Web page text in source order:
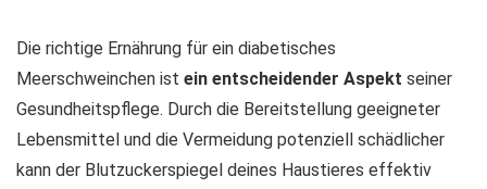
Die richtige Ernährung für ein diabetisches
Meerschweinchen ist ein entscheidender Aspekt seiner
Gesundheitspflege. Durch die Bereitstellung geeigneter
Lebensmittel und die Vermeidung potenziell schädlicher
kann der Blutzuckerspiegel deines Haustieres effektiv